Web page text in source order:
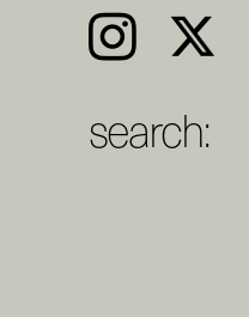
Instagram 𝕏
search: